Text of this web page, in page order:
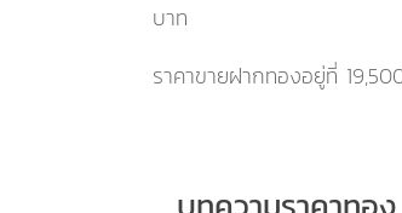
บาท
ราคาขายฝากทองอยู่ที่